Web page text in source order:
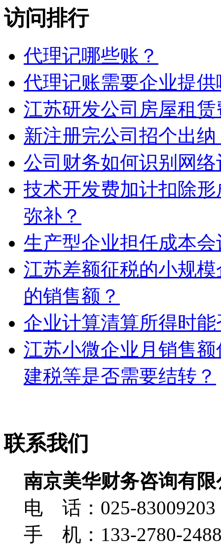
访问排行
代理记哪些账？
代理记账需要企业提
江苏研发公司房屋租
新注册完公司招个出
公司财务如何识别网络
技术开发费加计扣除
弥补？
生产型企业担任成本
江苏差额征税的小规
的销售额？
企业计算清算所得时
江苏小微企业月销售
建税等是否需要结转？
联系我们
南京美华财务咨询有限
电 话：025-83009203
手 机：133-2780-